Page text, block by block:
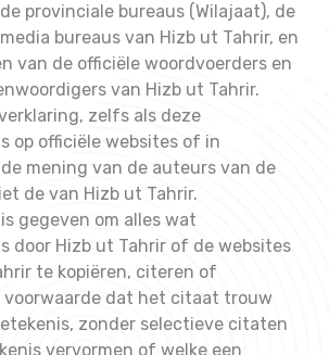
provinciale bureaus (Wilajaat), de
bureaus van Hizb ut Tahrir, en
van de officiële woordvoerders en
van Hizb ut Tahrir.
zelfs als deze
op officiële websites of in
mening van de auteurs van de
de van Hizb ut Tahrir.
gegeven om alles wat
door Hizb ut Tahrir of de websites
te kopiëren, citeren of
voorwaarde dat het citaat trouw
zonder selectieve citaten
vervormen of welke een